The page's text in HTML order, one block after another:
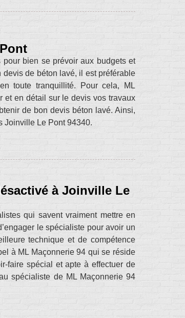
bien se prévoir aux budgets et
de béton lavé, il est préférable
toute tranquillité. Pour cela, ML
et en détail sur le devis vos travaux
de bon devis béton lavé. Ainsi,
Joinville Le Pont 94340.
à Joinville Le
qui savent vraiment mettre en
le spécialiste pour avoir un
technique et de compétence
à ML Maçonnerie 94 qui se réside
faire spécial et apte à effectuer de
spécialiste de ML Maçonnerie 94